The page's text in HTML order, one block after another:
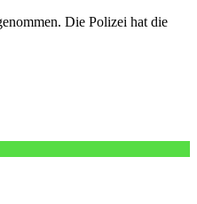
Die Polizei hat die